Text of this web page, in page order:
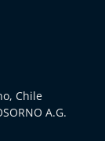
Chile
A.G.